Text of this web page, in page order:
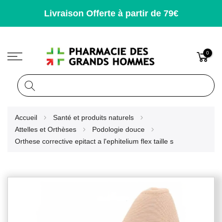
Livraison Offerte à partir de 79€
0
Accueil
Santé et produits naturels
Attelles et Orthèses
Podologie douce
Orthese corrective epitact a l'ephitelium flex taille s